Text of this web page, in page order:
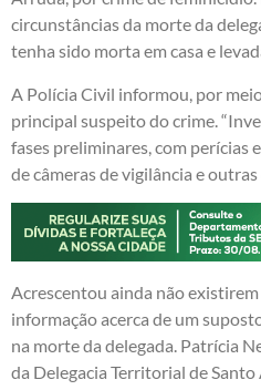
circunstâncias da morte da
tenha sido morta em casa e
A Polícia Civil informou, por
principal suspeito do crime.
fases preliminares, com perícias
de câmeras de vigilância e
Acrescentou ainda não
informação acerca de um
na morte da delegada. Patrícia
da Delegacia Territorial de